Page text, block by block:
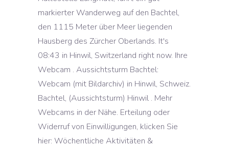
markierter Wanderweg auf den Bachtel,
den 1115 Meter über Meer liegenden
Hausberg des Zürcher Oberlands. It's
08:43 in Hinwil, Switzerland right now. Ihre
Webcam . Aussichtsturm Bachtel:
Webcam (mit Bildarchiv) in Hinwil, Schweiz.
Bachtel, (Aussichtsturm) Hinwil . Mehr
Webcams in der Nähe. Erteilung oder
Widerruf von Einwilligungen, klicken Sie
hier: Wöchentliche Aktivitäten &